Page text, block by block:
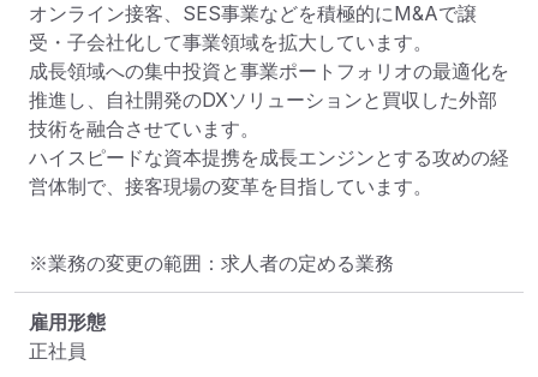
オンライン接客、SES事業などを積極的にM&Aで譲
受・子会社化して事業領域を拡大しています。
成長領域への集中投資と事業ポートフォリオの最適化を
推進し、自社開発のDXソリューションと買収した外部
技術を融合させています。
ハイスピードな資本提携を成長エンジンとする攻めの経
営体制で、接客現場の変革を目指しています。
※業務の変更の範囲：求人者の定める業務
雇用形態
正社員